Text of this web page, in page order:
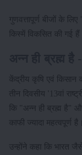
गुणवत्तापूर्ण बीजों के
किस्में विकसित की गई
केंद्रीय कृषि एवं किसान
तीन दिवसीय '13वां
कि "अन्न ही ब्रह्म है"
काफी ज्यादा महत्वपूर्ण है।
उन्होंने कहा कि भारत